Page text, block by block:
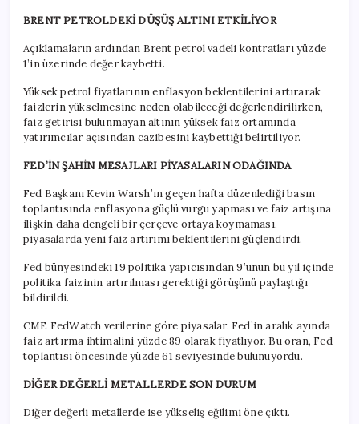
BRENT PETROLDEKİ DÜŞÜŞ ALTINI ETKİLİYOR
Açıklamaların ardından Brent petrol vadeli kontratları yüzde
1’in üzerinde değer kaybetti.
Yüksek petrol fiyatlarının enflasyon beklentilerini artırarak
faizlerin yükselmesine neden olabileceği değerlendirilirken,
faiz getirisi bulunmayan altının yüksek faiz ortamında
yatırımcılar açısından cazibesini kaybettiği belirtiliyor.
FED’İN ŞAHİN MESAJLARI PİYASALARIN ODAĞINDA
Fed Başkanı Kevin Warsh’ın geçen hafta düzenlediği basın
toplantısında enflasyona güçlü vurgu yapması ve faiz artışına
ilişkin daha dengeli bir çerçeve ortaya koymaması,
piyasalarda yeni faiz artırımı beklentilerini güçlendirdi.
Fed bünyesindeki 19 politika yapıcısından 9’unun bu yıl içinde
politika faizinin artırılması gerektiği görüşünü paylaştığı
bildirildi.
CME FedWatch verilerine göre piyasalar, Fed’in aralık ayında
faiz artırma ihtimalini yüzde 89 olarak fiyatlıyor. Bu oran, Fed
toplantısı öncesinde yüzde 61 seviyesinde bulunuyordu.
DİĞER DEĞERLİ METALLERDE SON DURUM
Diğer değerli metallerde ise yükseliş eğilimi öne çıktı.